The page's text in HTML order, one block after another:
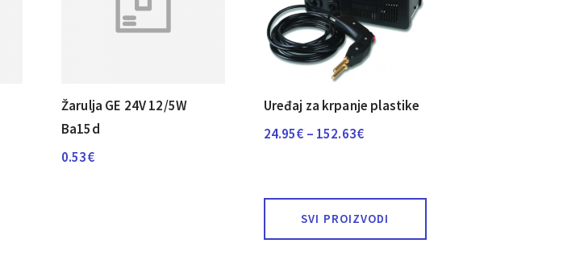
Žarulja GE 24V 12/5W
Ba15d
0.53€
Uređaj za krpanje plastike
24.95€ – 152.63€Raspon
24.95€
do
SVI PROIZVODI